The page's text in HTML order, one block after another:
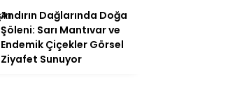
Andırın Dağlarında Doğa
Şöleni: Sarı Mantıvar ve
Endemik Çiçekler Görsel
Ziyafet Sunuyor